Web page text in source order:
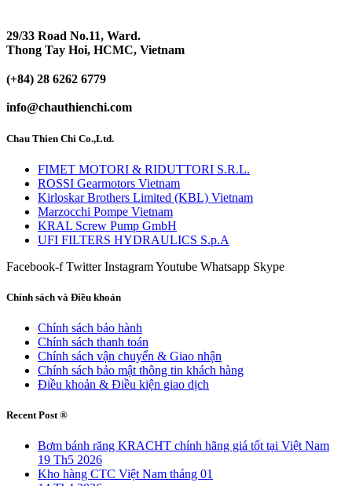
29/33 Road No.11, Ward.
Thong Tay Hoi, HCMC, Vietnam
(+84) 28 6262 6779
info@chauthienchi.com
Chau Thien Chi Co.,Ltd.
FIMET MOTORI & RIDUTTORI S.R.L.
ROSSI Gearmotors Vietnam
Kirloskar Brothers Limited (KBL) Vietnam
Marzocchi Pompe Vietnam
KRAL Screw Pump GmbH
UFI FILTERS HYDRAULICS S.p.A
Facebook-f Twitter InstagramYoutube Whatsapp Skype
Chính sách và Điều khoản
Chính sách bảo hành
Chính sách thanh toán
Chính sách vận chuyển & Giao nhận
Chính sách bảo mật thông tin khách hàng
Điều khoản & Điều kiện giao dịch
Recent Post ®
Bơm bánh răng KRACHT chính hãng giá tốt tại Việt Nam
19 Th5 2026
Kho hàng CTC Việt Nam tháng 01